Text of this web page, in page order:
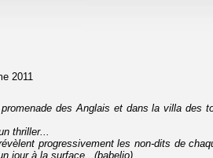
2011
des Anglais et dans la villa des
thriller...
progressivement les non-dits de
jour à la surface...(babelio)